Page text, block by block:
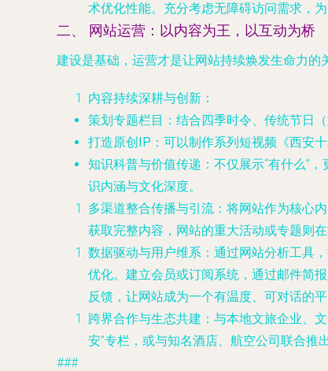
术优化性能。充分考虑无障碍访问需求，
二、 网站运营：以内容为王，以互动为桥
建设是基础，运营才是让网站持续焕发生命力的
内容持续深耕与创新 ：
策划专题栏目 ：结合四季时令、传统节日
打造原创IP ：可以制作系列短视频《西安
知识科普与价值传递 ：不仅展示“有什么”
识内涵与文化深度。
多渠道整合传播与引流 ：将网站作为核心
获取完整内容，网站的重大活动或专题则
数据驱动与用户维系 ：通过网站分析工具
优化。建立会员或订阅系统，通过邮件简
反馈，让网站成为一个有温度、可对话的平
跨界合作与生态共建 ：与本地文旅企业、
安”专栏，或与知名酒店、航空公司联合推
###